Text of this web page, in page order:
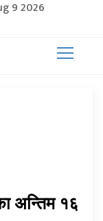
9 2026
अन्तिम १६